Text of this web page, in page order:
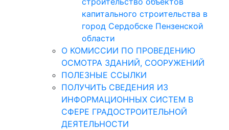
капитального строительства в
город Сердобске Пензенской
области
О КОМИССИИ ПО ПРОВЕДЕНИЮ
ОСМОТРА ЗДАНИЙ, СООРУЖЕНИЙ
ПОЛЕЗНЫЕ ССЫЛКИ
ПОЛУЧИТЬ СВЕДЕНИЯ ИЗ
ИНФОРМАЦИОННЫХ СИСТЕМ В
СФЕРЕ ГРАДОСТРОИТЕЛЬНОЙ
ДЕЯТЕЛЬНОСТИ